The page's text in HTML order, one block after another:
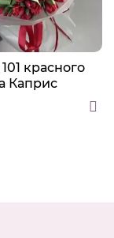
красного
Каприс